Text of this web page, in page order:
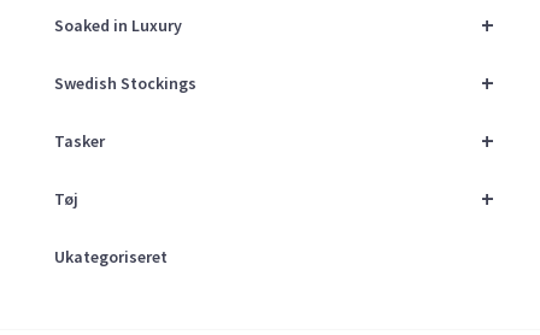
+
Soaked in Luxury
+
Swedish Stockings
+
Tasker
+
Tøj
Ukategoriseret